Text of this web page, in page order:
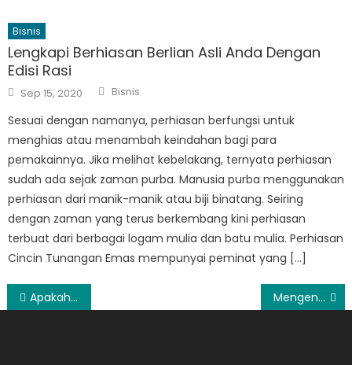
Bisnis
Lengkapi Berhiasan Berlian Asli Anda Dengan
Edisi Rasi
Posted
on
Sep 15, 2020 Author
Bisnis
Sesuai dengan namanya, perhiasan berfungsi untuk
menghias atau menambah keindahan bagi para
pemakainnya. Jika melihat kebelakang, ternyata perhiasan
sudah ada sejak zaman purba. Manusia purba menggunakan
perhiasan dari manik-manik atau biji binatang. Seiring
dengan zaman yang terus berkembang kini perhiasan
terbuat dari berbagai logam mulia dan batu mulia. Perhiasan
Cincin Tunangan Emas mempunyai peminat yang […]
Post
Apakah Dunia Persepakbolaan Indonesia Menjadi Lebih Baik? Mengenal Asuransi Kendaraan Dan Asuransi Jiwa